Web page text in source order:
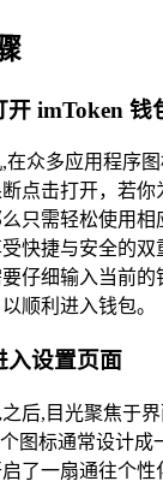
imToken 钱
众多应用程序
点击打开，若
只需轻松使用
快捷与安全的
仔细输入当前
顺利进入钱包。
入设置页面
后,目光聚焦于
图标通常设计成
了一扇通往个